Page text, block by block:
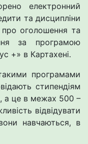
електронний
та дисципліни
про оголошення та
за програмою
+» в Картахені.
програмами
стипендіям
а це в межах 500 –
відвідувати
навчаються, в